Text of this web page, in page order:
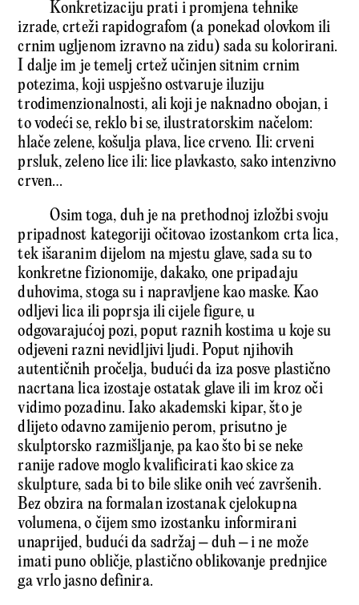
Konkretizaciju prati i promjena tehnike
izrade, crteži rapidografom (a ponekad olovkom ili
crnim ugljenom izravno na zidu) sada su kolorirani.
I dalje im je temelj crtež učinjen sitnim crnim
potezima, koji uspješno ostvaruje iluziju
trodimenzionalnosti, ali koji je naknadno obojan, i
to vodeći se, reklo bi se, ilustratorskim načelom:
hlače zelene, košulja plava, lice crveno. Ili: crveni
prsluk, zeleno lice ili: lice plavkasto, sako intenzivno
crven…
Osim toga, duh je na prethodnoj izložbi svoju
pripadnost kategoriji očitovao izostankom crta lica,
tek išaranim dijelom na mjestu glave, sada su to
konkretne fizionomije, dakako, one pripadaju
duhovima, stoga su i napravljene kao maske. Kao
odljevi lica ili poprsja ili cijele figure, u
odgovarajućoj pozi, poput raznih kostima u koje su
odjeveni razni nevidljivi ljudi. Poput njihovih
autentičnih pročelja, budući da iza posve plastično
nacrtana lica izostaje ostatak glave ili im kroz oči
vidimo pozadinu. Iako akademski kipar, što je
dlijeto odavno zamijenio perom, prisutno je
skulptorsko razmišljanje, pa kao što bi se neke
ranije radove moglo kvalificirati kao skice za
skulpture, sada bi to bile slike onih već završenih.
Bez obzira na formalan izostanak cjelokupna
volumena, o čijem smo izostanku informirani
unaprijed, budući da sadržaj – duh – i ne može
imati puno obličje, plastično oblikovanje prednjice
ga vrlo jasno definira.